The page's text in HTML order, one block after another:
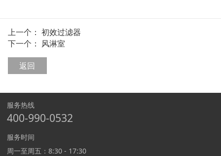
上一个： 初效过滤器
下一个： 风淋室
返回
服务热线
400-990-0532
服务时间
周一至周五：8:30 - 17:30